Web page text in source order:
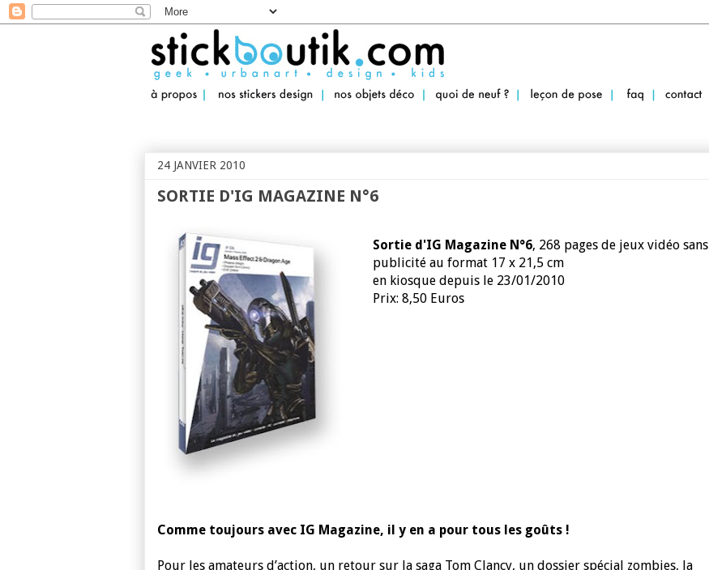
24 JANVIER 2010
SORTIE D'IG MAGAZINE N°6
Sortie d'IG Magazine N°6, 268 pages de jeux vidéo sans
publicité au format 17 x 21,5 cm
en kiosque depuis le 23/01/2010
Prix: 8,50 Euros
Comme toujours avec IG Magazine, il y en a pour tous les goûts !
Pour les amateurs d’action, un retour sur la saga Tom Clancy, un dossier spécial zombies, la